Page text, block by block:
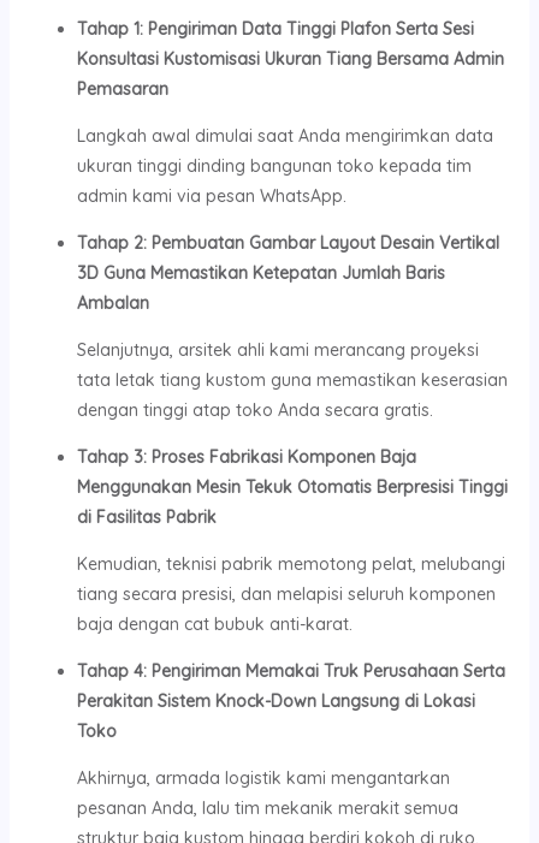
Tahap 1: Pengiriman Data Tinggi Plafon Serta Sesi
Konsultasi Kustomisasi Ukuran Tiang Bersama Admin
Pemasaran
Langkah awal dimulai saat Anda mengirimkan data
ukuran tinggi dinding bangunan toko kepada tim
admin kami via pesan WhatsApp.
Tahap 2: Pembuatan Gambar Layout Desain Vertikal
3D Guna Memastikan Ketepatan Jumlah Baris
Ambalan
Selanjutnya, arsitek ahli kami merancang proyeksi
tata letak tiang kustom guna memastikan keserasian
dengan tinggi atap toko Anda secara gratis.
Tahap 3: Proses Fabrikasi Komponen Baja
Menggunakan Mesin Tekuk Otomatis Berpresisi Tinggi
di Fasilitas Pabrik
Kemudian, teknisi pabrik memotong pelat, melubangi
tiang secara presisi, dan melapisi seluruh komponen
baja dengan cat bubuk anti-karat.
Tahap 4: Pengiriman Memakai Truk Perusahaan Serta
Perakitan Sistem Knock-Down Langsung di Lokasi
Toko
Akhirnya, armada logistik kami mengantarkan
pesanan Anda, lalu tim mekanik merakit semua
struktur baja kustom hingga berdiri kokoh di ruko.